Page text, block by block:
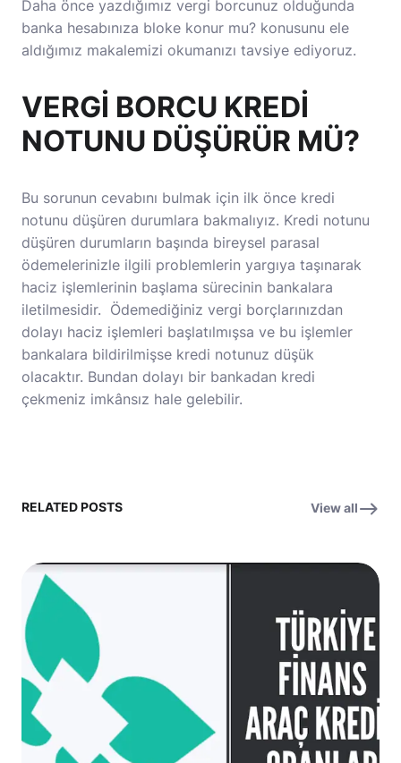
Daha önce yazdığımız vergi borcunuz olduğunda
banka hesabınıza bloke konur mu? konusunu ele
aldığımız makalemizi okumanızı tavsiye ediyoruz.
VERGİ BORCU KREDİ
NOTUNU DÜŞÜRÜR MÜ?
Bu sorunun cevabını bulmak için ilk önce kredi
notunu düşüren durumlara bakmalıyız. Kredi notunu
düşüren durumların başında bireysel parasal
ödemelerinizle ilgili problemlerin yargıya taşınarak
haciz işlemlerinin başlama sürecinin bankalara
iletilmesidir. Ödemediğiniz vergi borçlarınızdan
dolayı haciz işlemleri başlatılmışsa ve bu işlemler
bankalara bildirilmişse kredi notunuz düşük
olacaktır. Bundan dolayı bir bankadan kredi
çekmeniz imkânsız hale gelebilir.
RELATED POSTS View all